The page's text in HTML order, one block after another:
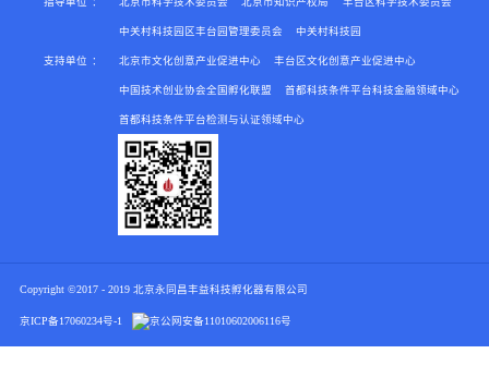
中关村科技园区丰台园管理委员会 中关村科技园
支持单位 ： 北京市文化创意产业促进中心 丰台区文化创意产业促进中心
中国技术创业协会全国孵化联盟 首都科技条件平台科技金融领域中心
首都科技条件平台检测与认证领域中心
Copyright ©2017 - 2019 北京永同昌丰益科技孵化器有限公司
京ICP备17060234号-1 京公网安备11010602006116号